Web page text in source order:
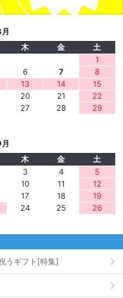
木 金
土
1
6 7
8
13 14
15
20 21
22
27 28
29
木 金
土
3 4
5
10 11
12
17 18
19
24 25
26
うギフト[特集]